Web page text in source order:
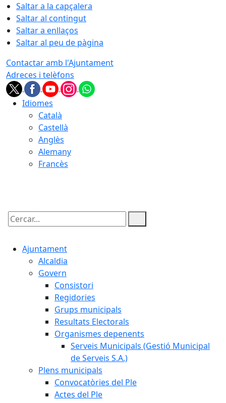
Saltar a la capçalera
Saltar al contingut
Saltar a enllaços
Saltar al peu de pàgina
Contactar amb l'Ajuntament
Adreces i telèfons
Idiomes
Català
Castellà
Anglès
Alemany
Francès
Cercar:
Ajuntament
Alcaldia
Govern
Consistori
Regidories
Grups municipals
Resultats Electorals
Organismes depenents
Serveis Municipals (Gestió Municipal
de Serveis S.A.)
Plens municipals
Convocatòries del Ple
Actes del Ple